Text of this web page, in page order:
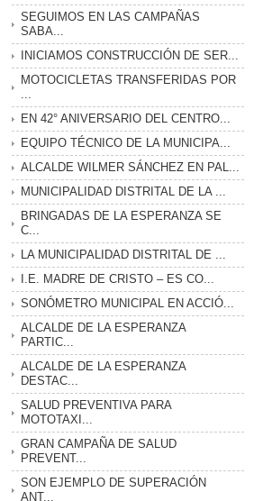
SEGUIMOS EN LAS CAMPAÑAS
SABA...
INICIAMOS CONSTRUCCIÓN DE SER...
MOTOCICLETAS TRANSFERIDAS POR
EN 42° ANIVERSARIO DEL CENTRO...
EQUIPO TÉCNICO DE LA MUNICIPA...
ALCALDE WILMER SÁNCHEZ EN PAL...
MUNICIPALIDAD DISTRITAL DE LA ...
BRINGADAS DE LA ESPERANZA SE
C...
LA MUNICIPALIDAD DISTRITAL DE ...
I.E. MADRE DE CRISTO – ES CO...
SONÓMETRO MUNICIPAL EN ACCIÓ...
ALCALDE DE LA ESPERANZA
PARTIC...
ALCALDE DE LA ESPERANZA
DESTAC...
SALUD PREVENTIVA PARA
MOTOTAXI...
GRAN CAMPAÑA DE SALUD
PREVENT...
SON EJEMPLO DE SUPERACIÓN
ANT...